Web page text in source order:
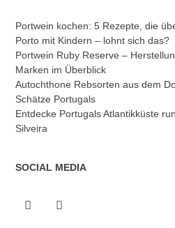
Portwein kochen: 5 Rezepte, die
Porto mit Kindern – lohnt sich das?
Portwein Ruby Reserve –
Marken im Überblick
Autochthone Rebsorten aus dem
Schätze Portugals
Entdecke Portugals Atlantikküste
Silveira
SOCIAL MEDIA